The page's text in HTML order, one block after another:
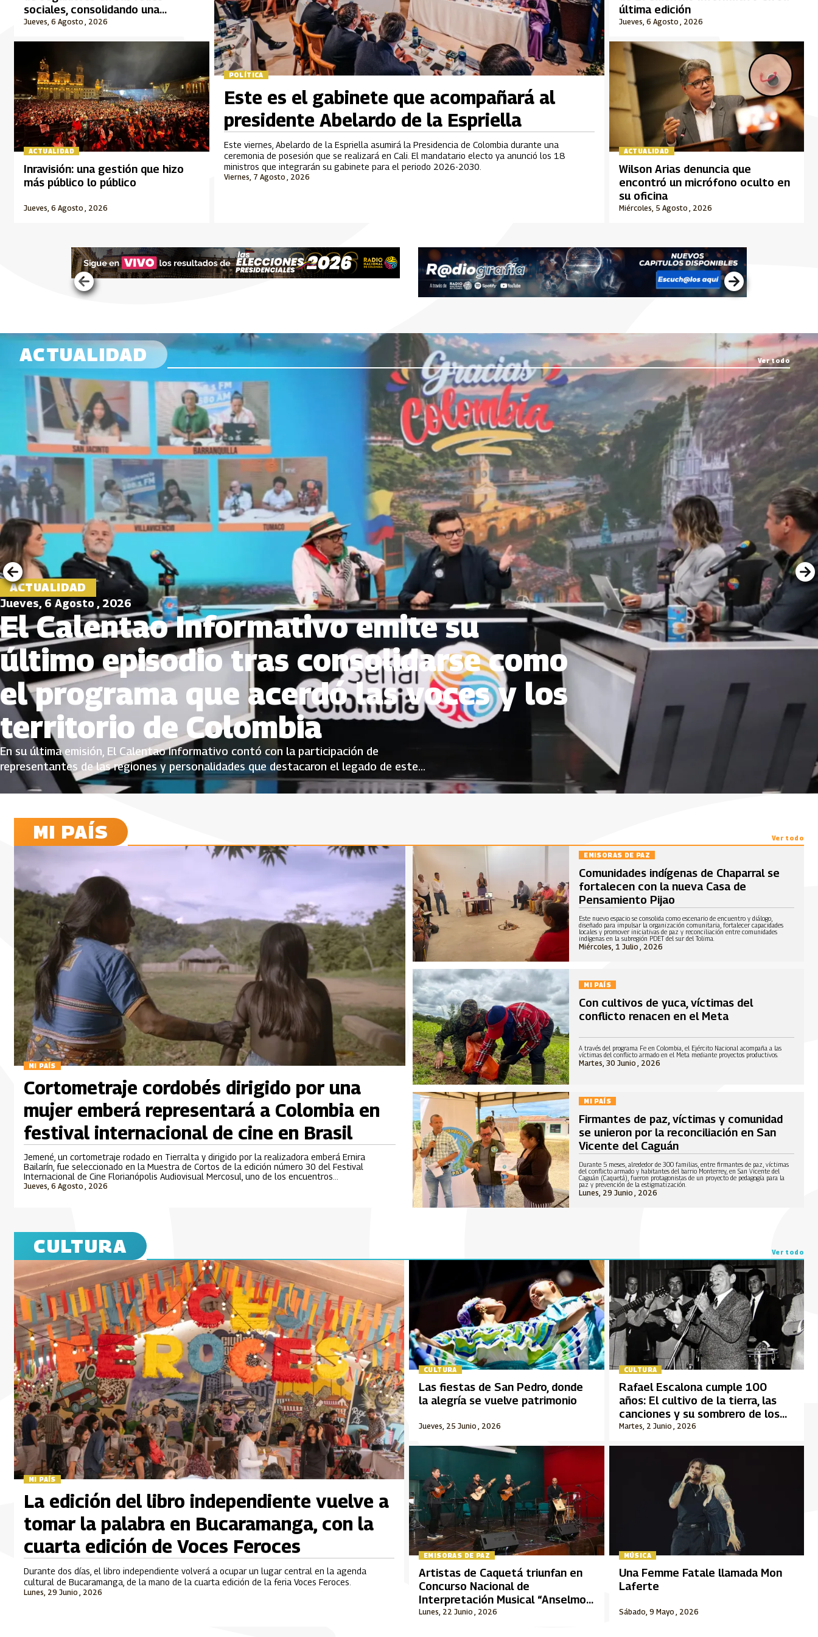
POLÍTICA
Este viernes, Abelardo de la Espriella asumirá la Presidencia de Colombia durante una
ceremonia de posesión que se realizará en Cali. El mandatario electo ya anunció los 18
ministros que integrarán su gabinete para el periodo 2026-2030.
Viernes, 7 Agosto , 2026
Este es el gabinete que acompañará al
presidente Abelardo de la Espriella
Jueves, 6 Agosto , 2026
sociales, consolidando una
audiencia informada a través del
ACTUALIDAD
Jueves, 6 Agosto , 2026
Inravisión: una gestión que hizo
más público lo público
Jueves, 6 Agosto , 2026
última edición
ACTUALIDAD
Miércoles, 5 Agosto , 2026
Wilson Arias denuncia que
encontró un micrófono oculto en
su oficina
ACTUALIDAD Ver todo
Jueves, 6 Agosto , 2026
El Calentao Informativo emite su
último episodio tras consolidarse como
el programa que acerdó las voces y los
territorio de Colombia
ACTUALIDAD
En su última emisión, El Calentao Informativo contó con la participación de
representantes de las regiones y personalidades que destacaron el legado de este
proyecto del Sistema de Medios Públicos, que amplificó las realidades de las
comunidades desde una mirada plural e incluyente.
MI PAÍS Ver todo
MI PAÍS
Jemené, un cortometraje rodado en Tierralta y dirigido por la realizadora emberá Ernira
Bailarín, fue seleccionado en la Muestra de Cortos de la edición número 30 del Festival
Internacional de Cine Florianópolis Audiovisual Mercosul, uno de los encuentros
cinematográficos más importantes de Suramérica que se desarrolla en Brasil.
Jueves, 6 Agosto , 2026
Cortometraje cordobés dirigido por una
mujer emberá representará a Colombia en
festival internacional de cine en Brasil
EMISORAS DE PAZ
Miércoles, 1 Julio , 2026
Comunidades indígenas de Chaparral se
fortalecen con la nueva Casa de
Pensamiento Pijao
Este nuevo espacio se consolida como escenario de encuentro y diálogo,
diseñado para impulsar la organización comunitaria, fortalecer capacidades
locales y promover iniciativas de paz y reconciliación entre comunidades
indígenas en la subregión PDET del sur del Tolima.
MI PAÍS
Martes, 30 Junio , 2026
Con cultivos de yuca, víctimas del
conflicto renacen en el Meta
A través del programa Fe en Colombia, el Ejército Nacional acompaña a las
víctimas del conflicto armado en el Meta mediante proyectos productivos.
MI PAÍS
Lunes, 29 Junio , 2026
Firmantes de paz, víctimas y comunidad
se unieron por la reconciliación en San
Vicente del Caguán
Durante 5 meses, alrededor de 300 familias, entre firmantes de paz, víctimas
del conflicto armado y habitantes del barrio Monterrey, en San Vicente del
Caguán (Caquetá), fueron protagonistas de un proyecto de pedagogía para la
paz y prevención de la estigmatización.
CULTURA Ver todo
MI PAÍS
Durante dos días, el libro independiente volverá a ocupar un lugar central en la agenda
cultural de Bucaramanga, de la mano de la cuarta edición de la feria Voces Feroces.
Lunes, 29 Junio , 2026
La edición del libro independiente vuelve a
tomar la palabra en Bucaramanga, con la
cuarta edición de Voces Feroces
CULTURA
Jueves, 25 Junio , 2026
Las fiestas de San Pedro, donde
la alegría se vuelve patrimonio
EMISORAS DE PAZ
Lunes, 22 Junio , 2026
Artistas de Caquetá triunfan en
Concurso Nacional de
Interpretación Musical “Anselmo
Durán Plazas”
CULTURA
Martes, 2 Junio , 2026
Rafael Escalona cumple 100
años: El cultivo de la tierra, las
canciones y su sombrero de los
últimos años
MÚSICA
Sábado, 9 Mayo , 2026
Una Femme Fatale llamada Mon
Laferte